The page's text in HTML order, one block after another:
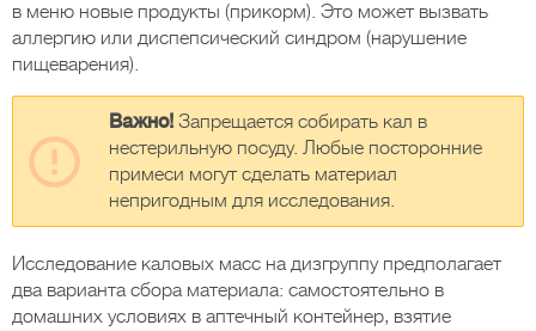
в меню новые продукты (прикорм). Это может вызвать
аллергию или диспепсический синдром (нарушение
пищеварения).
Важно! Запрещается собирать кал в
нестерильную посуду. Любые посторонние
примеси могут сделать материал
непригодным для исследования.
Исследование каловых масс на дизгруппу предполагает
два варианта сбора материала: самостоятельно в
домашних условиях в аптечный контейнер, взятие